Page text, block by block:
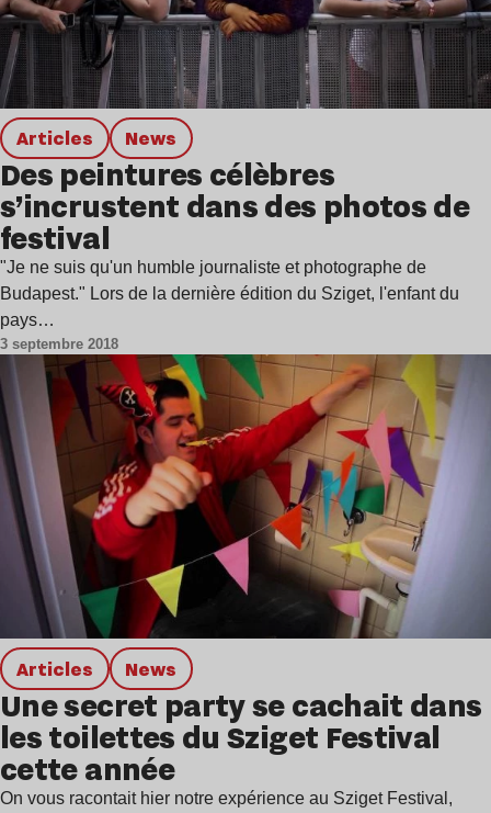
Articles news
Des peintures célèbres
s’incrustent dans des photos de
festival
"Je ne suis qu'un humble journaliste et photographe de
Budapest." Lors de la dernière édition du Sziget, l'enfant du
pays…
3 septembre 2018
Articles news
Une secret party se cachait dans
les toilettes du Sziget Festival
cette année
On vous racontait hier notre expérience au Sziget Festival,